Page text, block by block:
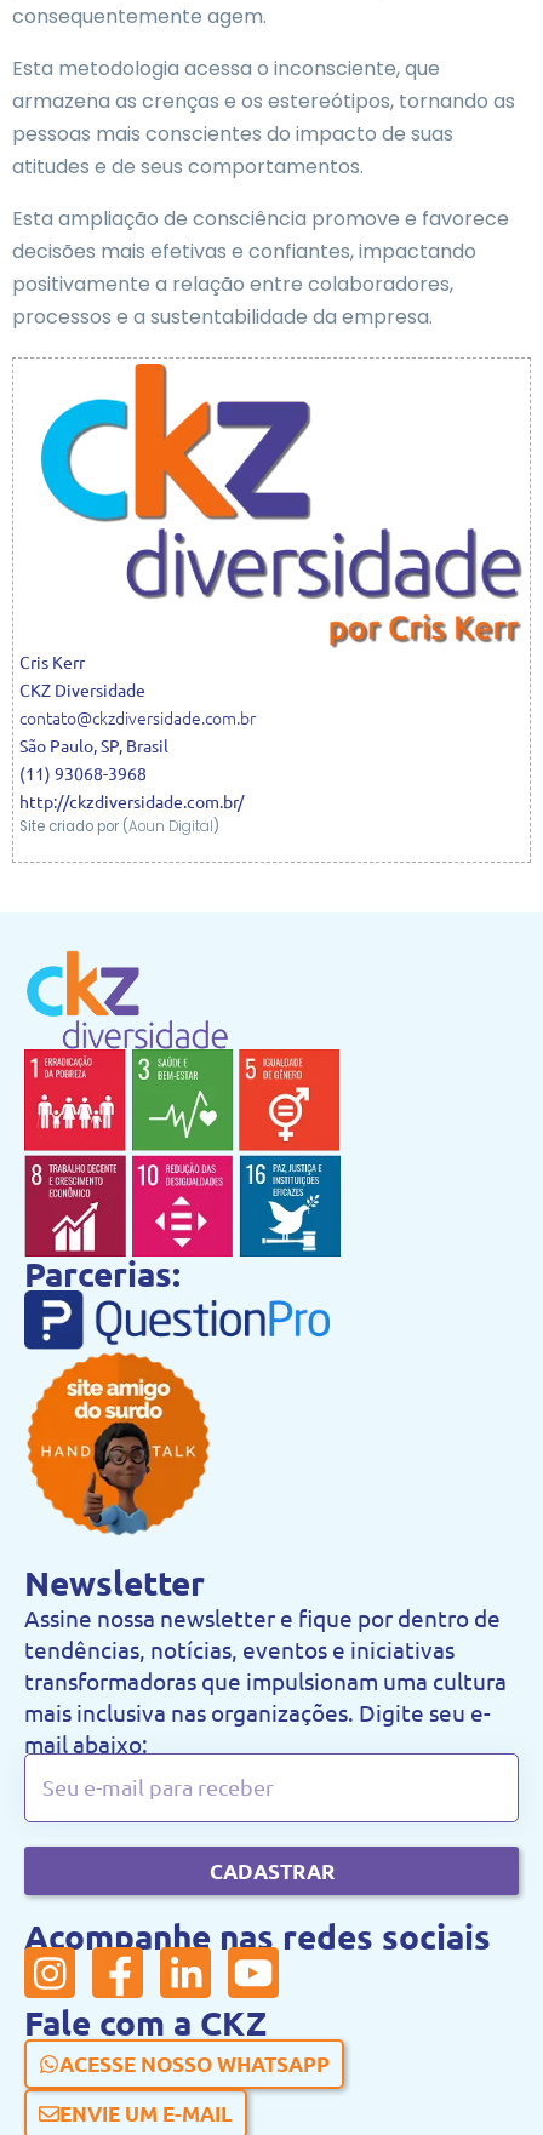
consequentemente agem.
Esta metodologia acessa o inconsciente, que
armazena as crenças e os estereótipos, tornando as
pessoas mais conscientes do impacto de suas
atitudes e de seus comportamentos.
Esta ampliação de consciência promove e favorece
decisões mais efetivas e confiantes, impactando
positivamente a relação entre colaboradores,
processos e a sustentabilidade da empresa.
Cris Kerr
CKZ Diversidade
contato@ckzdiversidade.com.br
São Paulo,SP, Brasil
(11) 93068-3968
http://ckzdiversidade.com.br/
Site criado por (Aoun Digital)
Parcerias:
Newsletter
Assine nossa newsletter e fique por dentro de
tendências, notícias, eventos e iniciativas
transformadoras que impulsionam uma cultura
mais inclusiva nas organizações. Digite seu e-
mail abaixo:
CADASTRAR
Acompanhe nas redes sociais
Fale com a CKZ
ACESSE NOSSO WHATSAPP
ENVIE UM E-MAIL